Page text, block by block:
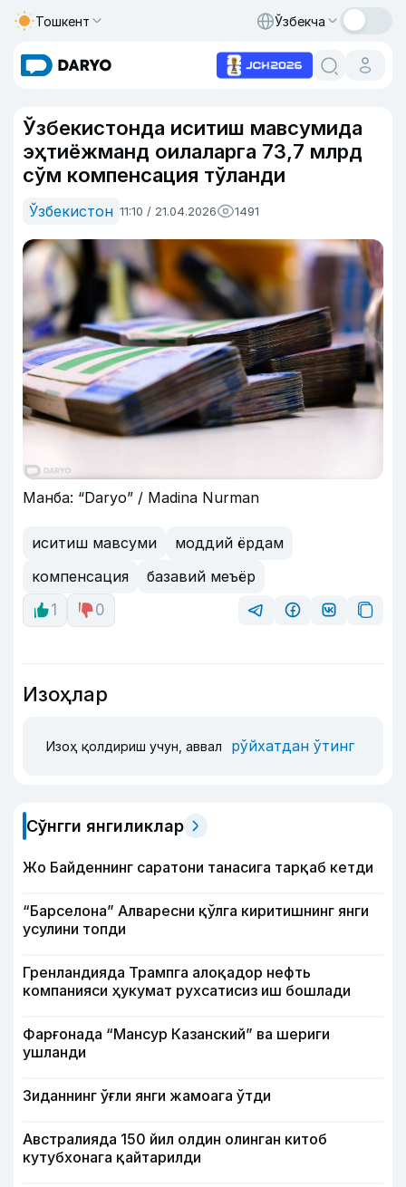
Тошкент Ўзбекча
Ўзбекистонда иситиш мавсумида
эҳтиёжманд оилаларга 73,7 млрд
сўм компенсация тўланди
Ўзбекистон 11:10 / 21.04.2026 1491
Манба: “Daryo” / Madina Nurman
иситиш мавсуми
моддий ёрдам
компенсация
базавий меъёр
1
0
Изоҳлар
Изоҳ қолдириш учун, аввал рўйхатдан ўтинг
Сўнгги янгиликлар
Жо Байденнинг саратони танасига тарқаб кетди
“Барселона” Алваресни қўлга киритишнинг янги
усулини топди
Гренландияда Трампга алоқадор нефть
компанияси ҳукумат рухсатисиз иш бошлади
Фарғонада “Мансур Казанский” ва шериги
ушланди
Зиданнинг ўғли янги жамоага ўтди
Австралияда 150 йил олдин олинган китоб
кутубхонага қайтарилди